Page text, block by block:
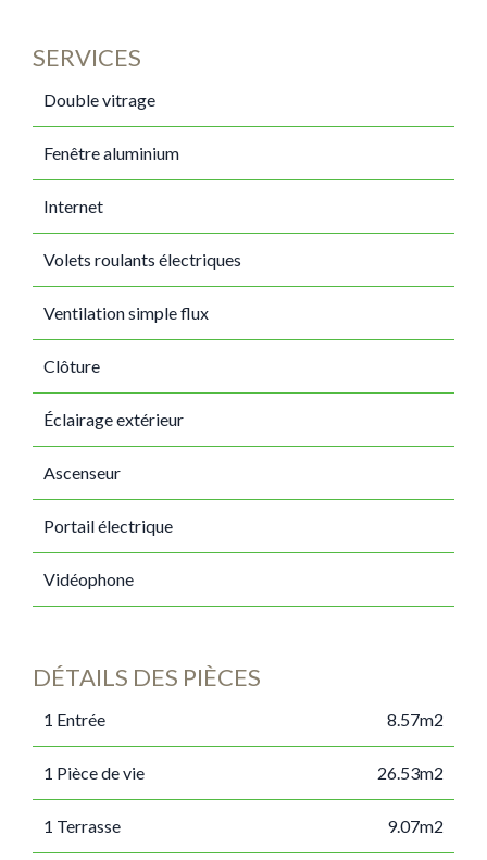
SERVICES
Double vitrage
Fenêtre aluminium
Internet
Volets roulants électriques
Ventilation simple flux
Clôture
Éclairage extérieur
Ascenseur
Portail électrique
Vidéophone
DÉTAILS DES PIÈCES
1 Entrée 8.57m2
1 Pièce de vie 26.53m2
1 Terrasse 9.07m2